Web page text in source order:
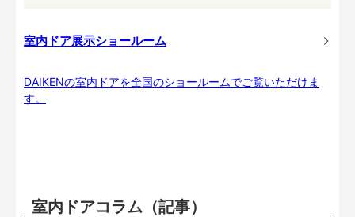
室内ドア展示ショールーム
DAIKENの室内ドアを全国のショールームでご覧いただけま
す。
室内ドアコラム（記事）